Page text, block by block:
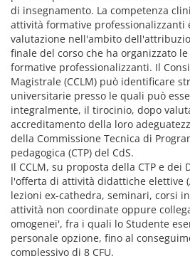
di insegnamento. La competenza
attività formative professionalizzanti
valutazione nell'ambito
finale del corso che ha organizzato
formative professionalizzanti. Il
Magistrale (CCLM) può identificare
universitarie presso le quali può
integralmente, il tirocinio, dopo
accreditamento della loro
della Commissione Tecnica di
pedagogica (CTP) del CdS.
Il CCLM, su proposta della CTP e dei
l'offerta di attività didattiche elettive
lezioni ex-cathedra, seminari, corsi
attività non coordinate oppure
omogenei', fra i quali lo Studente
personale opzione, fino al
complessivo di 8 CFU.